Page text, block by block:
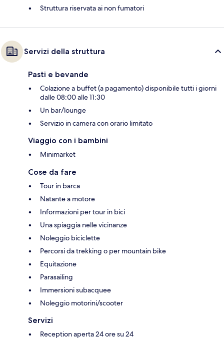
Struttura riservata ai non fumatori
Servizi della struttura
Pasti e bevande
Colazione a buffet (a pagamento) disponibile tutti i giorni
dalle 08:00 alle 11:30
Un bar/lounge
Servizio in camera con orario limitato
Viaggio con i bambini
Minimarket
Cose da fare
Tour in barca
Natante a motore
Informazioni per tour in bici
Una spiaggia nelle vicinanze
Noleggio biciclette
Percorsi da trekking o per mountain bike
Equitazione
Parasailing
Immersioni subacquee
Noleggio motorini/scooter
Servizi
Reception aperta 24 ore su 24